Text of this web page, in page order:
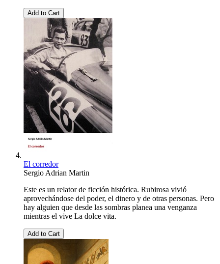
Add to Cart
El corredor
Sergio Adrian Martin
Este es un relator de ficción histórica. Rubirosa vivió
aprovechándose del poder, el dinero y de otras personas. Pero
hay alguien que desde las sombras planea una venganza
mientras el vive La dolce vita.
Add to Cart